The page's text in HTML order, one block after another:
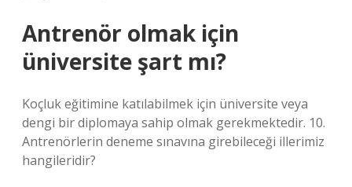
Antrenör olmak için
üniversite şart mı?
Koçluk eğitimine katılabilmek için üniversite veya
dengi bir diplomaya sahip olmak gerekmektedir. 10.
Antrenörlerin deneme sınavına girebileceği illerimiz
hangileridir?